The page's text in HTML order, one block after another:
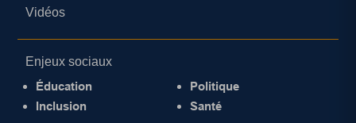
Vidéos
Enjeux sociaux
Éducation
Inclusion
Politique
Santé